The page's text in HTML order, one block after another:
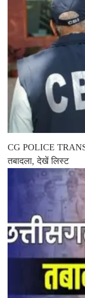
CG POLICE
तबादला, देखें लिस्ट